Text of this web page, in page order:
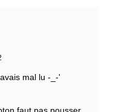
mal lu -_-'